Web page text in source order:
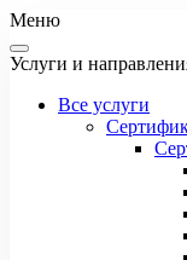
Меню
Услуги и
Все услуги